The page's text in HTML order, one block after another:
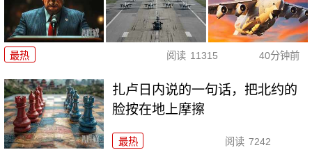
最热 阅读 11315 40分钟前
扎卢日内说的一句话，把北约的
脸按在地上摩擦
最热 阅读 7242